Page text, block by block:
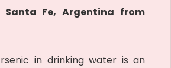
Santa Fe, Argentina from
in drinking water is an